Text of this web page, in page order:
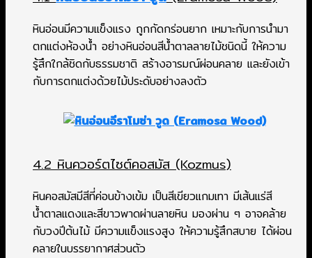
หินอ่อนมีความแข็งแรง ถูกกัดกร่อนยาก เหมาะกับการนำมา
ตกแต่งห้องน้ำ อย่างหินอ่อนสีน้ำตาลลายไม้ชนิดนี้ ให้ความ
รู้สึกใกล้ชิดกับธรรมชาติ สร้างอารมณ์ผ่อนคลาย และยังเข้า
กับการตกแต่งด้วยไม้ประดับอย่างลงตัว
4.2 หินควอร์ตไซต์คอสมัส (Kozmus)
หินคอสมัสมีสีที่ค่อนข้างเข้ม เป็นสีเขียวแกมเทา มีเส้นแร่สี
น้ำตาลแดงและสีขาวพาดผ่านลายหิน มองผ่าน ๆ อาจคล้าย
กับวงปีต้นไม้ มีความแข็งแรงสูง ให้ความรู้สึกสบาย ได้ผ่อน
คลายในบรรยากาศส่วนตัว